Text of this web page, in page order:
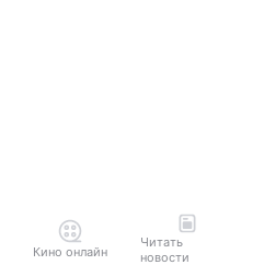
Кино онлайн
Читать
новости